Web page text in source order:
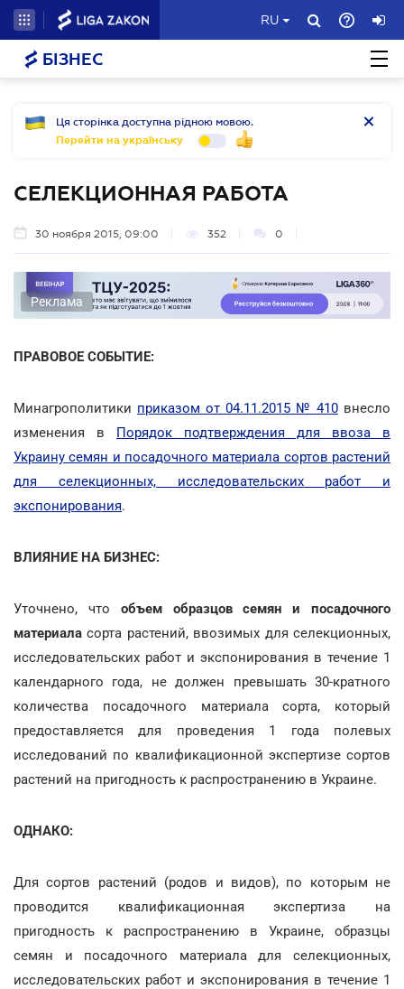
RU
БІЗНЕС
Ця сторінка доступна рідною мовою.
Перейти на українську
СЕЛЕКЦИОННАЯ РАБОТА
30 ноября 2015, 09:00 352 0
Реклама
ПРАВОВОЕ СОБЫТИЕ:
Минагрополитики приказом от 04.11.2015 № 410 внесло
изменения в Порядок подтверждения для ввоза в
Украину семян и посадочного материала сортов растений
для селекционных, исследовательских работ и
экспонирования.
ВЛИЯНИЕ НА БИЗНЕС:
Уточнено, что объем образцов семян и посадочного
материала сорта растений, ввозимых для селекционных,
исследовательских работ и экспонирования в течение 1
календарного года, не должен превышать 30-кратного
количества посадочного материала сорта, который
предоставляется для проведения 1 года полевых
исследований по квалификационной экспертизе сортов
растений на пригодность к распространению в Украине.
ОДНАКО:
Для сортов растений (родов и видов), по которым не
проводится квалификационная экспертиза на
пригодность к распространению в Украине, образцы
семян и посадочного материала для селекционных,
исследовательских работ и экспонирования в течение 1